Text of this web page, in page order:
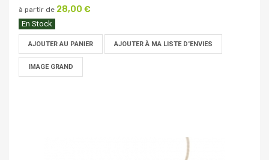
à partir de 28,00 €
En Stock
AJOUTER AU PANIER AJOUTER À MA LISTE D'ENVIES
IMAGE GRAND